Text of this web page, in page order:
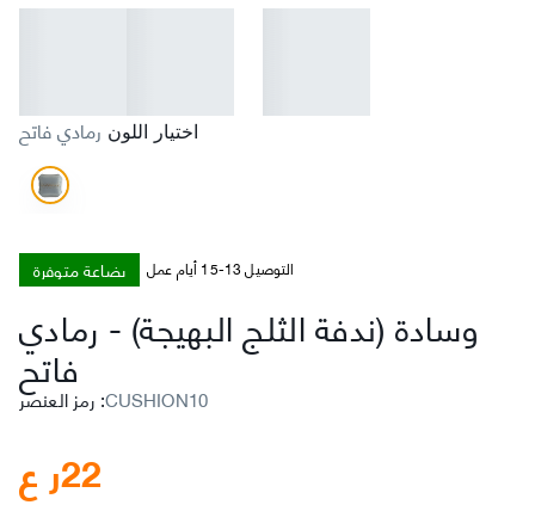
اختيار اللون رمادي فاتح
بضاعة متوفرة التوصيل 13-15 أيام عمل
وسادة (ندفة الثلج البهيجة)- رمادي
فاتح
:CUSHION10
ر ع22